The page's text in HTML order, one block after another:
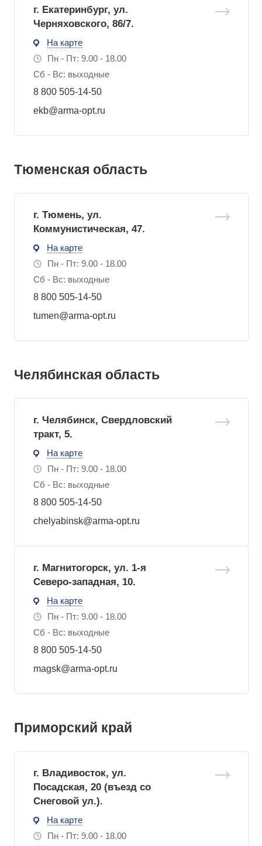
г. Екатеринбург, ул.
Черняховского, 86/7.
На карте
Пн - Пт: 9.00 - 18.00
Сб - Вс: выходные
8 800 505-14-50
ekb@arma-opt.ru
Тюменская область
г. Тюмень, ул.
Коммунистическая, 47.
На карте
Пн - Пт: 9.00 - 18.00
Сб - Вс: выходные
8 800 505-14-50
tumen@arma-opt.ru
Челябинская область
г. Челябинск, Свердловский
тракт, 5.
На карте
Пн - Пт: 9.00 - 18.00
Сб - Вс: выходные
8 800 505-14-50
chelyabinsk@arma-opt.ru
г. Магнитогорск, ул. 1-я
Северо-западная, 10.
На карте
Пн - Пт: 9.00 - 18.00
Сб - Вс: выходные
8 800 505-14-50
magsk@arma-opt.ru
Приморский край
г. Владивосток, ул.
Посадская, 20 (въезд со
Снеговой ул.).
На карте
Пн - Пт: 9.00 - 18.00